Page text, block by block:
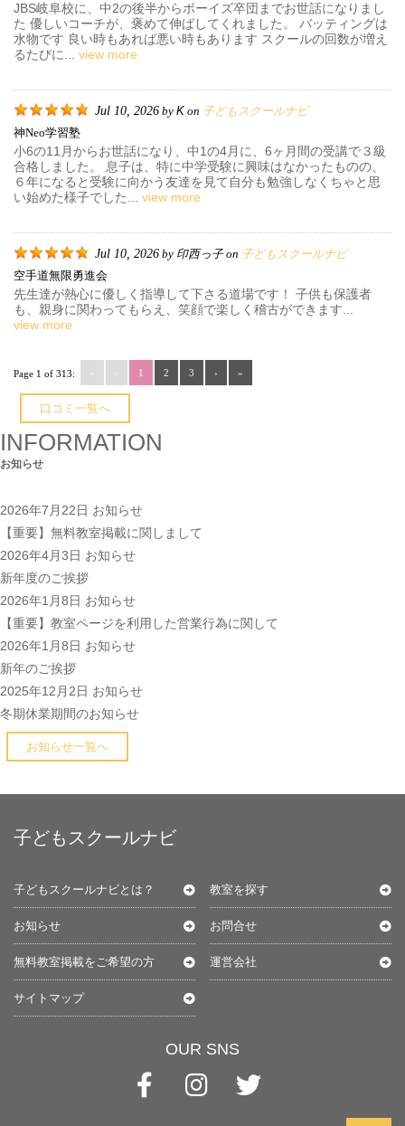
JBS岐阜校に、中2の後半からボーイズ卒団までお世話になりまし
た 優しいコーチが、褒めて伸ばしてくれました。 バッティングは
水物です 良い時もあれば悪い時もあります スクールの回数が増え
るたびに... view more
Jul 10, 2026 by K on 子どもスクールナビ
神neo学習塾
小6の11月からお世話になり、中1の4月に、6ヶ月間の受講で３級
合格しました。 息子は、特に中学受験に興味はなかったものの、
６年になると受験に向かう友達を見て自分も勉強しなくちゃと思
い始めた様子でした... view more
Jul 10, 2026 by 印西っ子on 子どもスクールナビ
空手道無限勇進会
先生達が熱心に優しく指導して下さる道場です！ 子供も保護者
も、親身に関わってもらえ、笑顔で楽しく稽古ができます...
view more
Page 1 of 313: « ‹ 1 2 3 › »
口コミ一覧へ
INFORMATION
お知らせ
2026年7月22日 お知らせ
【重要】無料教室掲載に関しまして
2026年4月3日 お知らせ
新年度のご挨拶
2026年1月8日 お知らせ
【重要】教室ページを利用した営業行為に関して
2026年1月8日 お知らせ
新年のご挨拶
2025年12月2日 お知らせ
冬期休業期間のお知らせ
お知らせ一覧へ
子どもスクールナビ
子どもスクールナビとは？ 教室を探す
お知らせ お問合せ
無料教室掲載をご希望の方 運営会社
サイトマップ
OUR SNS